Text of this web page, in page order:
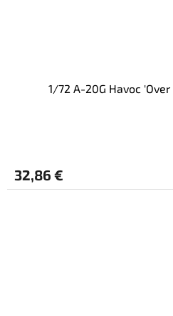
1/72 A-20G Havoc
32,86 €